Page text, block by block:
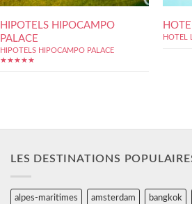
HIPOTELS HIPOCAMPO
PALACE
HIPOTELS HIPOCAMPO PALACE
★★★★★
LES DESTINATIONS
alpes-maritimes amsterdam bangkok